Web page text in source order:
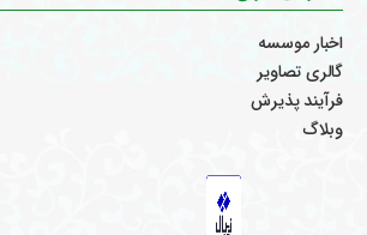
اخبار موسسه
گالری تصاویر
فرآیند پذیرش
وبلاگ